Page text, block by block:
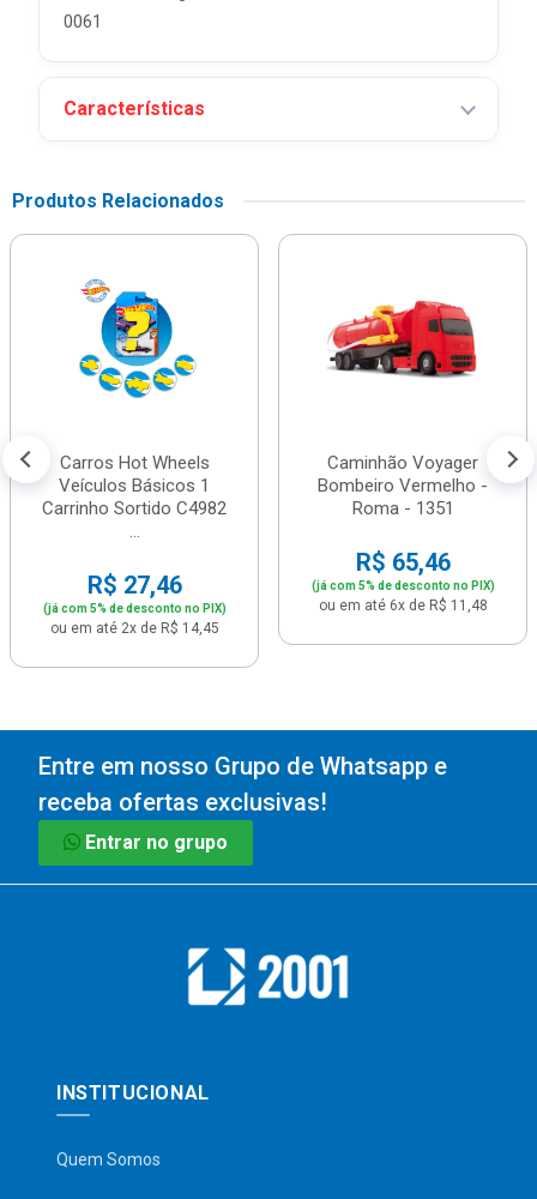
0061
Características
Produtos Relacionados
Carros Hot Wheels
Veículos Básicos 1
Carrinho Sortido C4982
...
R$ 27,46
(já com 5% de desconto no PIX)
ou em até 2x de R$ 14,45
Caminhão Voyager
Bombeiro Vermelho -
Roma - 1351
R$ 65,46
(já com 5% de desconto no PIX)
ou em até 6x de R$ 11,48
Entre em nosso Grupo de Whatsapp e
receba ofertas exclusivas!
Entrar no grupo
INSTITUCIONAL
Quem Somos